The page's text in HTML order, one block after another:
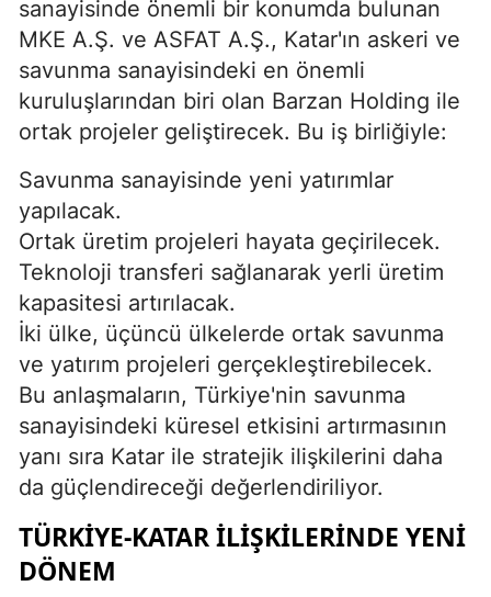
sanayisinde önemli bir konumda bulunan
MKE A.Ş. ve ASFAT A.Ş., Katar'ın askeri ve
savunma sanayisindeki en önemli
kuruluşlarından biri olan Barzan Holding ile
ortak projeler geliştirecek. Bu iş birliğiyle:
Savunma sanayisinde yeni yatırımlar
yapılacak.
Ortak üretim projeleri hayata geçirilecek.
Teknoloji transferi sağlanarak yerli üretim
kapasitesi artırılacak.
İki ülke, üçüncü ülkelerde ortak savunma
ve yatırım projeleri gerçekleştirebilecek.
Bu anlaşmaların, Türkiye'nin savunma
sanayisindeki küresel etkisini artırmasının
yanı sıra Katar ile stratejik ilişkilerini daha
da güçlendireceği değerlendiriliyor.
TÜRKIYE-KATAR İLIŞKILERINDE YENI
DÖNEM